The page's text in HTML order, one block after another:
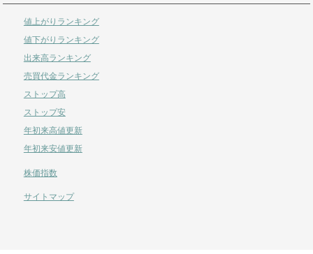
値上がりランキング
値下がりランキング
出来高ランキング
売買代金ランキング
ストップ高
ストップ安
年初来高値更新
年初来安値更新
株価指数
サイトマップ